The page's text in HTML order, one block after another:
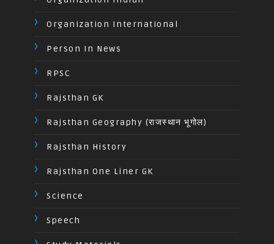
Organization International
Person In News
RPSC
Rajsthan GK
Rajsthan Geography (राजस्थान भूगोल)
Rajsthan History
Rajsthan One Liner GK
Science
Speech